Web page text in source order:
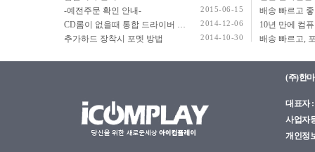
-예전주문 확인 안내- 2015-06-15
CD롬이 없을때 통합 드라이버 설치법 2014-12-06
추가하드 장착시 포멧 방법 2014-10-30
(주)한
대표자
사업자
개인정